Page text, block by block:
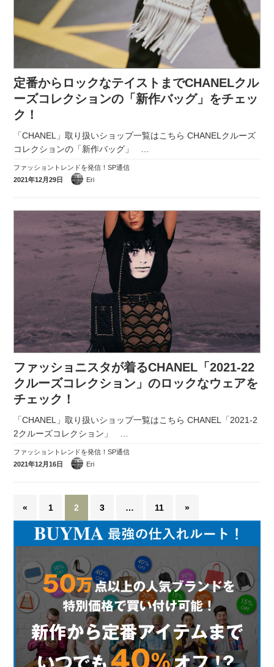
定番からロックなテイストまでCHANELクル
ーズコレクションの「新作バッグ」をチェッ
ク！
「CHANEL」取り扱いショップ一覧はこちら CHANELクルーズ
コレクションの「新作バッグ」
ファッショントレンドを発信！SP通信
2021年12月29日
Eri
ファッショニスタが着るCHANEL「2021-22
クルーズコレクション」のロックなウェアを
チェック！
「CHANEL」取り扱いショップ一覧はこちら CHANEL「2021-2
2クルーズコレクション」
ファッショントレンドを発信！SP通信
2021年12月16日
Eri
« 1 2 3 … 11 »